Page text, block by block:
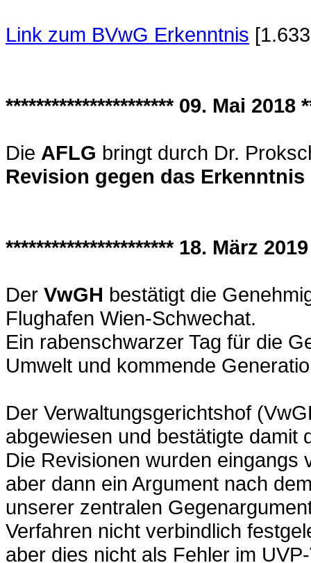
Link zum BVwG Erkenntnis
********************** 09. Mai 2018
Die AFLG bringt durch Dr.
Revision gegen das Erkenntnis
********************** 18. März
Der VwGH bestätigt die
Flughafen Wien-Schwechat.
Ein rabenschwarzer Tag für die
Umwelt und kommende
Der Verwaltungsgerichtshof
abgewiesen und bestätigte damit
Die Revisionen wurden
aber dann ein Argument nach
unserer zentralen
Verfahren nicht verbindlich
aber dies nicht als Fehler im